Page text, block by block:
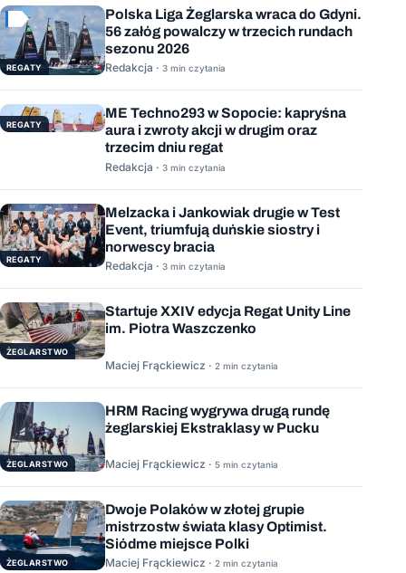
REGATY
Polska Liga Żeglarska wraca do Gdyni.
56 załóg powalczy w trzecich rundach
sezonu 2026
Redakcja · 3 min czytania
REGATY
ME Techno293 w Sopocie: kapryśna
aura i zwroty akcji w drugim oraz
trzecim dniu regat
Redakcja · 3 min czytania
REGATY
Melzacka i Jankowiak drugie w Test
Event, triumfują duńskie siostry i
norwescy bracia
Redakcja · 3 min czytania
ŻEGLARSTWO
Startuje XXIV edycja Regat Unity Line
im. Piotra Waszczenko
Maciej Frąckiewicz · 2 min czytania
ŻEGLARSTWO
HRM Racing wygrywa drugą rundę
żeglarskiej Ekstraklasy w Pucku
Maciej Frąckiewicz · 5 min czytania
ŻEGLARSTWO
Dwoje Polaków w złotej grupie
mistrzostw świata klasy Optimist.
Siódme miejsce Polki
Maciej Frąckiewicz · 2 min czytania